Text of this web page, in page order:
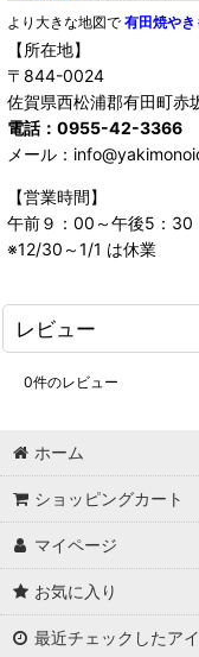
より大きな地図で 有田焼やき
【所在地】
〒844-0024
佐賀県西松浦郡有田町
電話：0955-42-3366
メール：
【営業時間】
午前９：00～午後5：30
※12/30～1/1 は休業
レビュー
0件のレビュー
ホーム
ショッピングカート
マイページ
お気に入り
最近チェックしたア